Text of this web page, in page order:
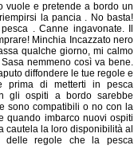
vuole e pretende a bordo un
la pancia . No basta!
. Canne ingavonate. Il
Minchia Incazzato nero
qualche giorno, mi calmo
nemmeno così va bene.
diffondere le tue regole e
prima di metterti in pesca
gli ospiti a bordo sarebbe
sono compatibili o no con la
quando imbarco nuovi ospiti
cautela la loro disponibilità al
delle regole che la pesca